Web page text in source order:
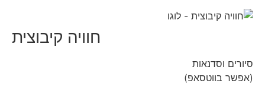
חוויה קיבוצית
סיורים וסדנאות
(אפשר בווטסאפ)